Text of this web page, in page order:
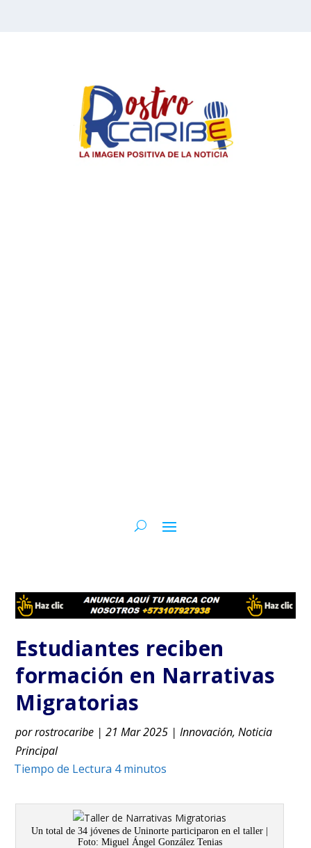
Estudiantes reciben
formación en Narrativas
Migratorias
porrostrocaribe |21 Mar 2025 |Innovación,Noticia
Principal
Un total de 34 jóvenes de Uninorte participaron en el taller |
Foto: Miguel Ángel González Tenias